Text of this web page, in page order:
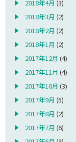
2018年4月 (3)
2018年3月 (2)
2018年2月 (2)
2018年1月 (2)
2017年12月 (4)
2017年11月 (4)
2017年10月 (3)
2017年9月 (5)
2017年8月 (2)
2017年7月 (6)